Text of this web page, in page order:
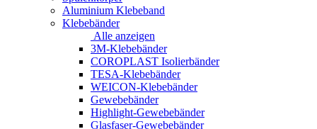
Aluminium Klebeband
Klebebänder
Alle anzeigen
3M-Klebebänder
COROPLAST Isolierbänder
TESA-Klebebänder
WEICON-Klebebänder
Gewebebänder
Highlight-Gewebebänder
Glasfaser-Gewebebänder